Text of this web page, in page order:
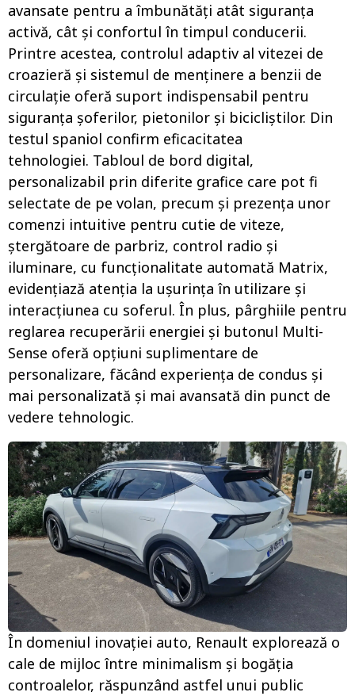
avansate pentru a îmbunătăți atât siguranța
activă, cât și confortul în timpul conducerii.
Printre acestea, controlul adaptiv al vitezei de
croazieră și sistemul de menținere a benzii de
circulație oferă suport indispensabil pentru
siguranța șoferilor, pietonilor și bicicliștilor. Din
testul spaniol confirm eficacitatea
tehnologiei. Tabloul de bord digital,
personalizabil prin diferite grafice care pot fi
selectate de pe volan, precum și prezența unor
comenzi intuitive pentru cutie de viteze,
ștergătoare de parbriz, control radio și
iluminare, cu funcționalitate automată Matrix,
evidențiază atenția la ușurința în utilizare și
interacțiunea cu soferul. În plus, pârghiile pentru
reglarea recuperării energiei și butonul Multi-
Sense oferă opțiuni suplimentare de
personalizare, făcând experiența de condus și
mai personalizată și mai avansată din punct de
vedere tehnologic.
În domeniul inovației auto, Renault explorează o
cale de mijloc între minimalism și bogăția
controalelor, răspunzând astfel unui public